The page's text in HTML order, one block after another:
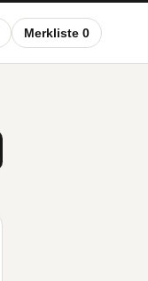
Merkliste 0